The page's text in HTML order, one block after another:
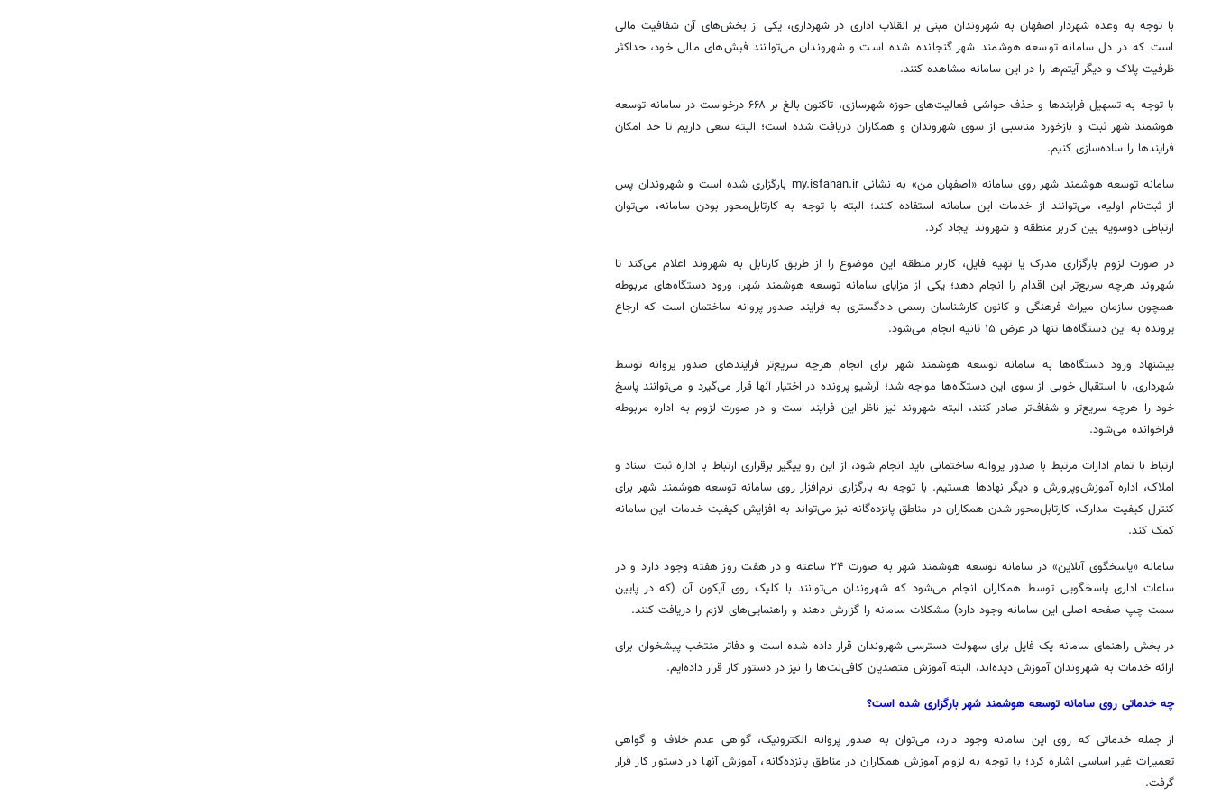
با توجه به وعده شهردار اصفهان به شهروندان مبنی بر انقلاب اداری در شهرداری، یکی از بخش‌های آن شفافیت مالی
است که در دل سامانه توسعه هوشمند شهر گنجانده شده است و شهروندان می‌توانند فیش‌های مالی خود، حداکثر
ظرفیت پلاک و دیگر آیتم‌ها را در این سامانه مشاهده کنند.
با توجه به تسهیلفرایندها
و حذف حواشی فعالیت‌های حوزه شهرسازی، تاکنون بالغ بر ۶۶۸ درخواست در سامانه توسعه
هوشمند شهر ثبت و بازخورد مناسبی از سوی شهروندان و همکاران دریافت شده است؛ البته سعی داریم تا حد امکان
فرایندها را ساده‌سازی کنیم.
سامانه توسعه هوشمند شهر روی سامانه «اصفهان من» به نشانی my.isfahan.ir
بارگزاریشده است و شهروندان پس
از ثبت‌نام اولیه، می‌توانند از خدمات این سامانه استفاده کنند؛ البته با توجه به کارتابل‌محور بودن سامانه، می‌توان
ارتباطی دوسویه بین کاربر منطقه و شهروند ایجاد کرد.
در صورت لزوم بارگزاری مدرک یا تهیه فایل، کاربر منطقه این موضوع را از طریق کارتابل به شهروند اعلام می‌کند تا
شهروند هرچه سریع‌تر این اقدام را انجام دهد؛ یکی از مزایای سامانه توسعه هوشمند شهر، ورود دستگاه‌های مربوطه
همچون سازمان میراث فرهنگی و کانون کارشناسان رسمی دادگستری به فرایند صدور پروانه ساختمان است که ارجاع
پرونده به این دستگاه‌ها تنها در عرض ۱۵ ثانیه انجام می‌شود.
پیشنهاد ورود دستگاه‌ها به سامانه توسعه هوشمند شهر برای انجام هرچه سریع‌تر فرایندهای صدور پروانه توسط
شهرداری، با استقبال خوبی از سوی این دستگاه‌ها مواجه شد؛ آرشیو پرونده در اختیار آنها قرار می‌گیرد و می‌توانند پاسخ
خود را هرچه سریع‌تر و شفاف‌تر صادر کنند، البته شهروند نیز ناظر این فرایند است و در صورت لزوم به اداره مربوطه
فراخوانده می‌شود.
ارتباط با تمام ادارات مرتبط با صدور پروانه ساختمانی باید انجام شود، از این رو پیگیر برقراری ارتباط با اداره ثبت اسناد و
املاک، اداره آموزش‌وپرورش و دیگر نهادها هستیم. با توجه به بارگزاری نرم‌افزار روی سامانه توسعه هوشمند شهر برای
کنترل کیفیت مدارک، کارتابل‌محور شدن همکاران در مناطق پانزده‌گانه نیز می‌تواند به افزایش کیفیت خدمات این سامانه
کمک کند.
سامانه «پاسخگوی آنلاین» در سامانه توسعه هوشمند شهر به صورت ۲۴ ساعته و در هفت روز هفته وجود دارد و در
ساعات اداری پاسخگویی توسط همکاران انجام می‌شود که شهروندان می‌توانند با کلیک روی آیکون آن (که در پایین
سمت چپ صفحه اصلی این سامانه وجود دارد) مشکلات سامانه را گزارش دهند و راهنمایی‌های لازم را دریافت کنند.
در بخش راهنمای سامانه یک فایل برای سهولت دسترسی شهروندان قرار داده شده است و دفاتر منتخب پیشخوان برای
ارائه خدمات به شهروندان آموزش دیده‌اند، البته آموزش متصدیان کافی‌نت‌ها را نیز در دستور کار قرار داده‌ایم.
چه خدماتی روی سامانه توسعه هوشمند شهر بارگزاری شده است؟
از جمله خدماتی که روی این سامانه وجود دارد، می‌توان به صدور پروانه الکترونیک، گواهی عدم خلاف و گواهی
تعمیرات غیر اساسی اشاره کرد؛ با توجه به لزوم آموزش همکاران در مناطق پانزده‌گانه، آموزش آنها در دستور کار قرار
گرفت.